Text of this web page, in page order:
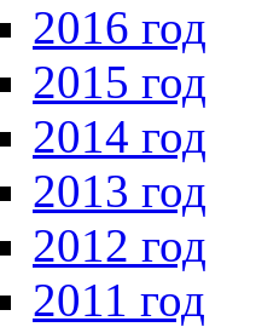
2016 год
2015 год
2014 год
2013 год
2012 год
2011 год